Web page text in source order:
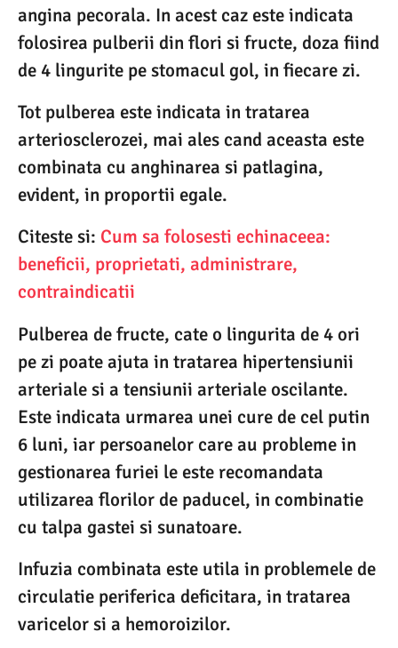
angina pecorala. In acest caz este indicata
folosirea pulberii din flori si fructe, doza fiind
de 4 lingurite pe stomacul gol, in fiecare zi.
Tot pulberea este indicata in tratarea
arteriosclerozei, mai ales cand aceasta este
combinata cu anghinarea si patlagina,
evident, in proportii egale.
Citeste si: Cum sa folosesti echinaceea:
beneficii, proprietati, administrare,
contraindicatii
Pulberea de fructe, cate o lingurita de 4 ori
pe zi poate ajuta in tratarea hipertensiunii
arteriale si a tensiunii arteriale oscilante.
Este indicata urmarea unei cure de cel putin
6 luni, iar persoanelor care au probleme in
gestionarea furiei le este recomandata
utilizarea florilor de paducel, in combinatie
cu talpa gastei si sunatoare.
Infuzia combinata este utila in problemele de
circulatie periferica deficitara, in tratarea
varicelor si a hemoroizilor.